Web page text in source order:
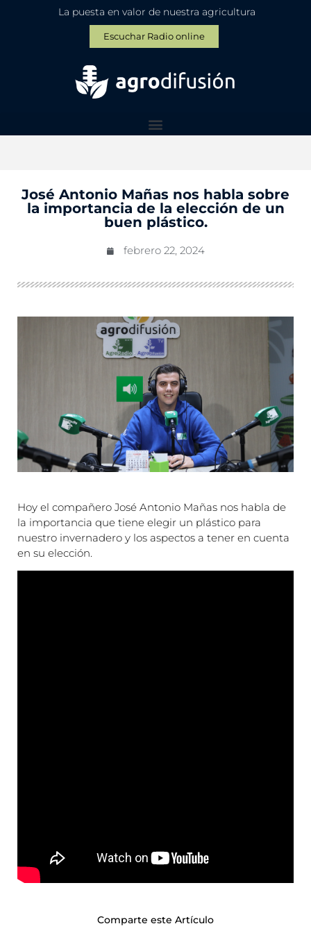
La puesta en valor de nuestra agricultura
Escuchar Radio online
José Antonio Mañas nos habla sobre
la importancia de la elección de un
buen plástico.
febrero 22, 2024
Hoy el compañero José Antonio Mañas nos habla de
la importancia que tiene elegir un plástico para
nuestro invernadero y los aspectos a tener en cuenta
en su elección.
Comparte este Artículo